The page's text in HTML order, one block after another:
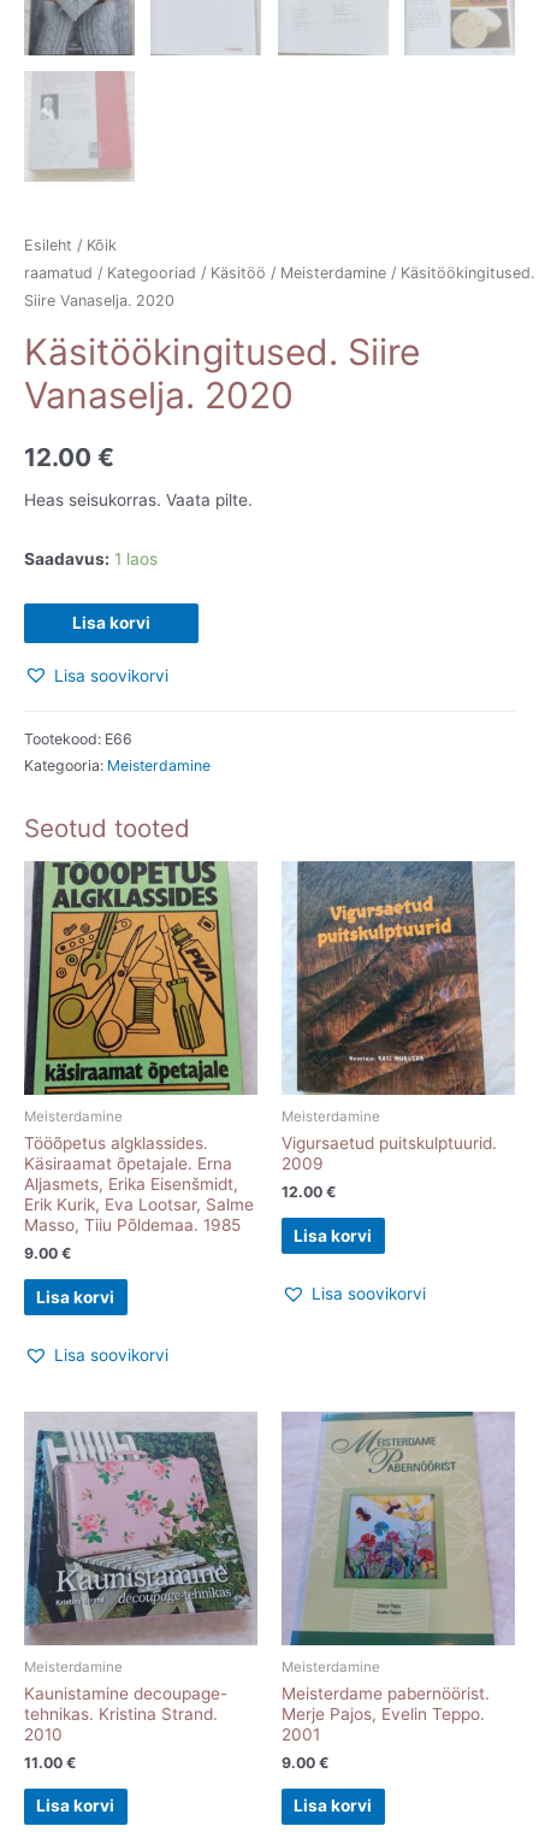
Esileht / Kõik
raamatud / Kategooriad / Käsitöö / Meisterdamine / Käsitöökingitused.
Siire Vanaselja. 2020
Käsitöökingitused. Siire
Vanaselja. 2020
12.00 €
Heas seisukorras. Vaata pilte.
Saadavus: 1 laos
Käsitöökingitused.
Siire
Vanaselja.
kogus
Lisa korvi
Lisa soovikorvi
Tootekood: E66
Kategooria: Meisterdamine
Seotud tooted
Meisterdamine
Tööõpetus algklassides.
Käsiraamat õpetajale. Erna
Aljasmets, Erika Eisenšmidt,
Erik Kurik, Eva Lootsar, Salme
Masso, Tiiu Põldemaa. 1985
9.00 €
Lisa korvi
Lisa soovikorvi
Meisterdamine
Vigursaetud puitskulptuurid.
2009
12.00 €
Lisa korvi
Lisa soovikorvi
Meisterdamine
Kaunistamine decoupage-
tehnikas. Kristina Strand.
2010
11.00 €
Lisa korvi
Meisterdamine
Meisterdame pabernöörist.
Merje Pajos, Evelin Teppo.
2001
9.00 €
Lisa korvi